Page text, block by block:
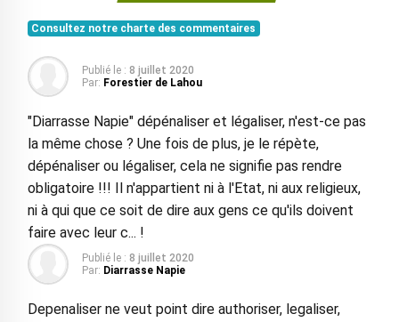
Consultez notre charte des commentaires
Publié le : 8 juillet 2020
Par: Forestier de Lahou
"Diarrasse Napie" dépénaliser et légaliser, n'est-ce pas
la même chose ? Une fois de plus, je le répète,
dépénaliser ou légaliser, cela ne signifie pas rendre
obligatoire !!! Il n'appartient ni à l'Etat, ni aux religieux,
ni à qui que ce soit de dire aux gens ce qu'ils doivent
faire avec leur c... !
Publié le : 8 juillet 2020
Par: Diarrasse Napie
Depenaliser ne veut point dire authoriser, legaliser,